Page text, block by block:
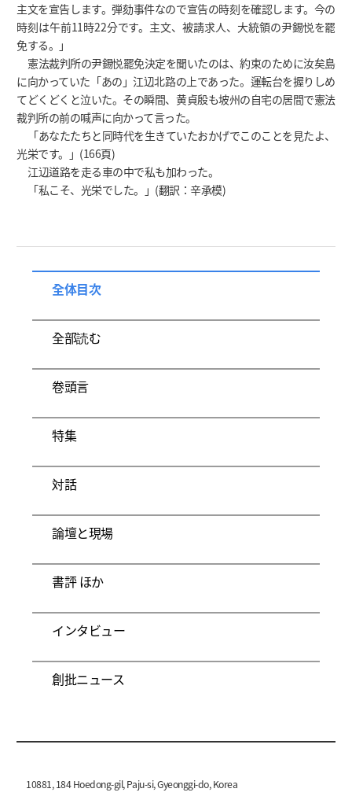
主文を宣告します。弾劾事件なので宣告の時刻を確認します。今の
時刻は午前11時22分です。主文、被請求人、大統領の尹錫悦を罷
免する。」
憲法裁判所の尹錫悦罷免決定を聞いたのは、約束のために汝矣島
に向かっていた「あの」江辺北路の上であった。運転台を握りしめ
てどくどくと泣いた。その瞬間、黄貞殷も坡州の自宅の居間で憲法
裁判所の前の喊声に向かって言った。
「あなたたちと同時代を生きていたおかげでこのことを見たよ、
光栄です。」(166頁)
江辺道路を走る車の中で私も加わった。
「私こそ、光栄でした。」(翻訳：辛承模)
全体目次
全部読む
卷頭言
特集
対話
論壇と現場
書評 ほか
インタビュー
創批ニュース
10881, 184 Hoedong-gil, Paju-si, Gyeonggi-do, Korea